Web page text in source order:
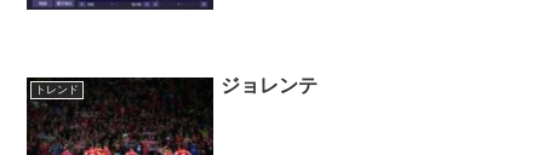
トレンド ジョレンテ